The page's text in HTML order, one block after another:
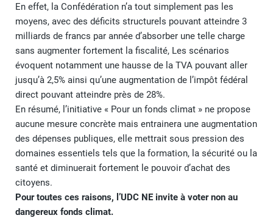
En effet, la Confédération n’a tout simplement pas les
moyens, avec des déficits structurels pouvant atteindre 3
milliards de francs par année d’absorber une telle charge
sans augmenter fortement la fiscalité, Les scénarios
évoquent notamment une hausse de la TVA pouvant aller
jusqu’à 2,5% ainsi qu’une augmentation de l’impôt fédéral
direct pouvant atteindre près de 28%.
En résumé, l’initiative « Pour un fonds climat » ne propose
aucune mesure concrète mais entrainera une augmentation
des dépenses publiques, elle mettrait sous pression des
domaines essentiels tels que la formation, la sécurité ou la
santé et diminuerait fortement le pouvoir d’achat des
citoyens.
Pour toutes ces raisons, l’UDC NE invite à voter non au
dangereux fonds climat.